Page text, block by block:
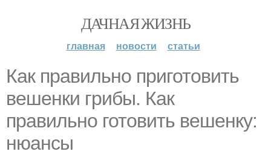
ДАЧНАЯ ЖИЗНЬ
главная новости статьи
Как правильно приготовить
вешенки грибы. Как
правильно готовить вешенку:
нюансы